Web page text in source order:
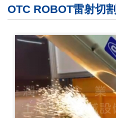
OTC ROBOT雷射切割